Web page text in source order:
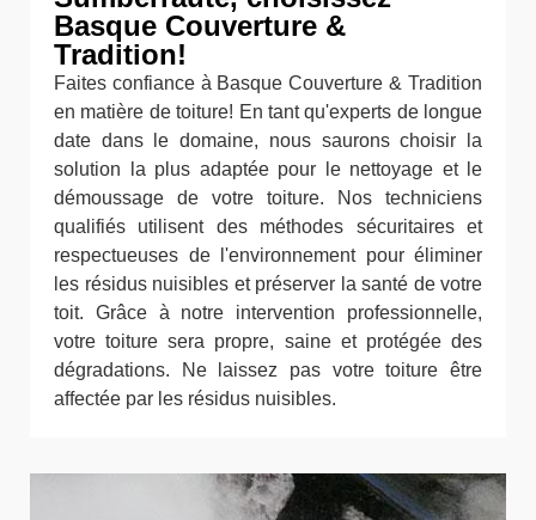
Basque Couverture &
Tradition!
Faites confiance à Basque Couverture & Tradition
en matière de toiture! En tant qu'experts de longue
date dans le domaine, nous saurons choisir la
solution la plus adaptée pour le nettoyage et le
démoussage de votre toiture. Nos techniciens
qualifiés utilisent des méthodes sécuritaires et
respectueuses de l'environnement pour éliminer
les résidus nuisibles et préserver la santé de votre
toit. Grâce à notre intervention professionnelle,
votre toiture sera propre, saine et protégée des
dégradations. Ne laissez pas votre toiture être
affectée par les résidus nuisibles.